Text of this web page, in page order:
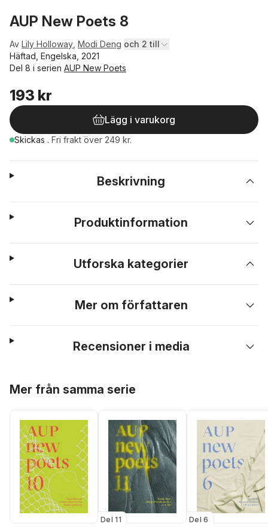
AUP New Poets 8
Av Lily Holloway Modi Deng och 2 till
Häftad, Engelska, 2021
Del 8 i serien AUP New Poets
193 kr
Lägg i varukorg
Skickas . Fri frakt över 249 kr.
Beskrivning
Produktinformation
Utforska kategorier
Mer om författaren
Recensioner i media
Mer från samma serie
Del 11 Del 6